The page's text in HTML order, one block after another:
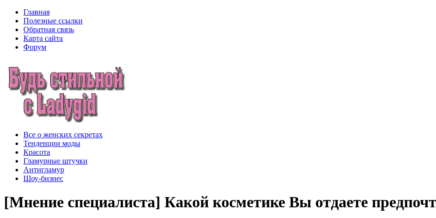
Главная
Полезные ссылки
Обратная связь
Карта сайта
Форум
Все о женских секретах
Тенденции моды
Красота
Гламурные штучки
Антигламур
Шоу-бизнес
[Мнение специалиста] Какой косметике Вы отдаете